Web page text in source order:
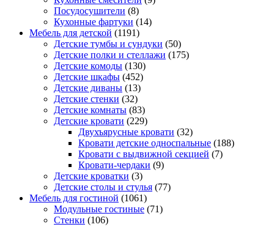
Посудосушители (8)
Кухонные фартуки (14)
Мебель для детской (1191)
Детские тумбы и сундуки (50)
Детские полки и стеллажи (175)
Детские комоды (130)
Детские шкафы (452)
Детские диваны (13)
Детские стенки (32)
Детские комнаты (83)
Детские кровати (229)
Двухъярусные кровати (32)
Кровати детские односпальные (188)
Кровати с выдвижной секцией (7)
Кровати-чердаки (9)
Детские кроватки (3)
Детские столы и стулья (77)
Мебель для гостиной (1061)
Модульные гостиные (71)
Стенки (106)